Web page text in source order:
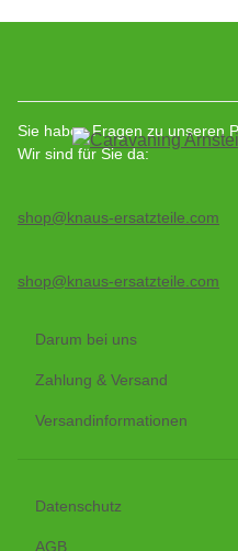
Sie haben Fragen zu unseren
Wir sind für Sie da:
shop@knaus-ersatzteile.com
shop@knaus-ersatzteile.com
Darum bei uns
Zahlung & Versand
Versandinformationen
Datenschutz
AGB